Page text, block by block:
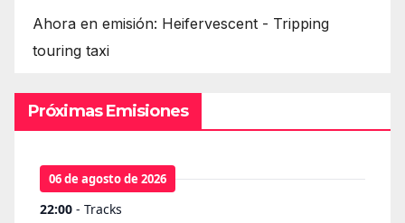
Ahora en emisión: Heifervescent - Tripping
touring taxi
Próximas Emisiones